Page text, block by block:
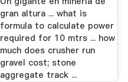
gran altura ... what is
formula to calculate power
required for 10 mtrs ... how
much does crusher run
gravel cost; stone
aggregate track ...